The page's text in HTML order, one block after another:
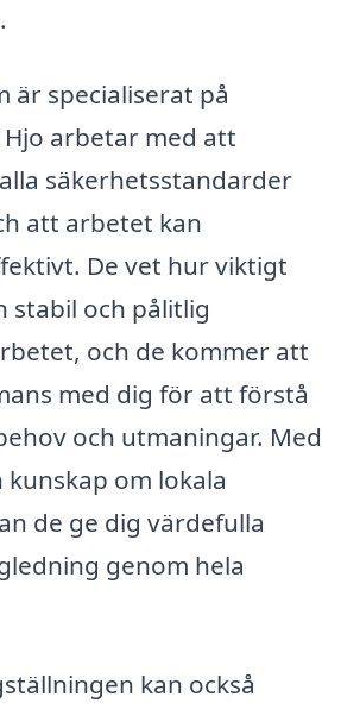
är specialiserat på
arbetar med att
säkerhetsstandarder
att arbetet kan
De vet hur viktigt
stabil och pålitlig
och de kommer att
med dig för att förstå
och utmaningar. Med
om lokala
de ge dig värdefulla
genom hela
kan också